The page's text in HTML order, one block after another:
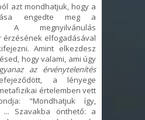
azt mondhatjuk, hogy a
engedte meg a
A megnyilvánulás
érzésének elfogadásával
Amint elkezdesz
hogy valami, ami úgy
az érvénytelenítés
a lényege
értelemben vett
"Mondhatjuk így,
... Szavakba önthető: a